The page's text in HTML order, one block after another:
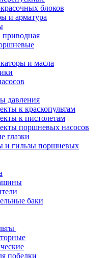
блоков
и арматура
и масла
давления
к краскопультам
к пистолетам
поршневых насосов
глазки
и гильзы поршневых
баки
побелки